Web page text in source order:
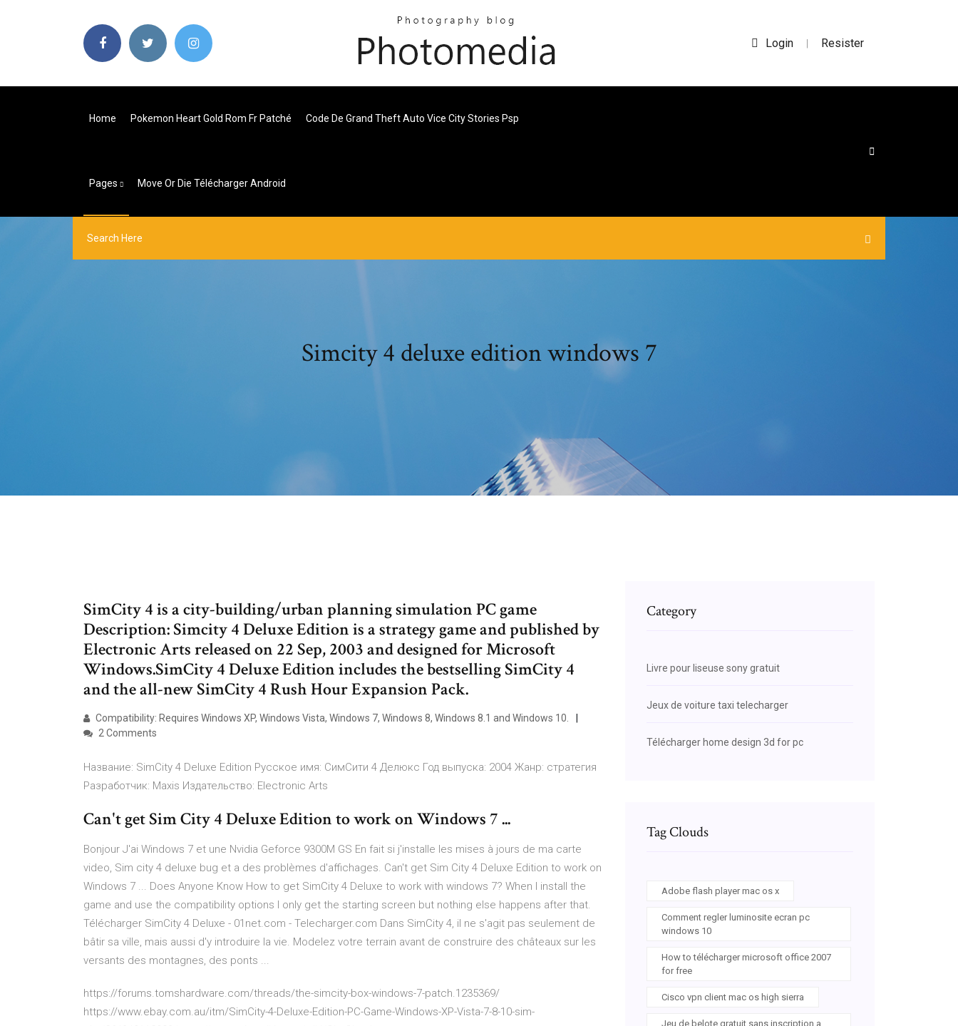
Login | Resister
Home Pokemon Heart Gold Rom Fr Patché Code De Grand Theft Auto Vice City Stories Psp
Pages Move Or Die Télécharger Android
Simcity 4 deluxe edition windows 7
SimCity 4 is a city-building/urban planning simulation PC game
Description: Simcity 4 Deluxe Edition is a strategy game and published by
Electronic Arts released on 22 Sep, 2003 and designed for Microsoft
Windows.SimCity 4 Deluxe Edition includes the bestselling SimCity 4
and the all-new SimCity 4 Rush Hour Expansion Pack.
Compatibility: Requires Windows XP, Windows Vista, Windows 7, Windows 8, Windows 8.1 and Windows 10.
2 Comments
Название: SimCity 4 Deluxe Edition Русское имя: СимСити 4 Делюкс Год выпуска: 2004 Жанр: стратегия
Разработчик: Maxis Издательство: Electronic Arts
Can't get Sim City 4 Deluxe Edition to work on Windows 7 ...
Bonjour J'ai Windows 7 et une Nvidia Geforce 9300M GS En fait si j'installe les mises à jours de ma carte
video, Sim city 4 deluxe bug et a des problèmes d'affichages. Can't get Sim City 4 Deluxe Edition to work on
Windows 7 ... Does Anyone Know How to get SimCity 4 Deluxe to work with windows 7? When I install the
game and use the compatibility options I only get the starting screen but nothing else happens after that.
Télécharger SimCity 4 Deluxe - 01net.com - Telecharger.com Dans SimCity 4, il ne s'agit pas seulement de
bâtir sa ville, mais aussi d'y introduire la vie. Modelez votre terrain avant de construire des châteaux sur les
versants des montagnes, des ponts ...
https://forums.tomshardware.com/threads/the-simcity-box-windows-7-patch.1235369/
https://www.ebay.com.au/itm/SimCity-4-Deluxe-Edition-PC-Game-Windows-XP-Vista-7-8-10-sim-
Category
Livre pour liseuse sony gratuit
Jeux de voiture taxi telecharger
Télécharger home design 3d for pc
Tag Clouds
Adobe flash player mac os x
Comment regler luminosite ecran pc
windows 10
How to télécharger microsoft office 2007
for free
Cisco vpn client mac os high sierra
Jeu de belote gratuit sans inscription a